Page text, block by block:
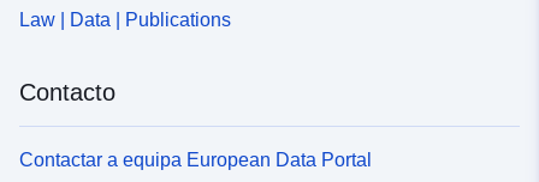
Law | Data | Publications
Contacto
Contactar a equipa European Data Portal